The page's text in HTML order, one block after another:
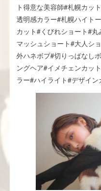
ト得意な美容師#札幌カッ
透明感カラー#札幌ハイト
カット#くびれショート#
マッシュショート#大人シ
外ハネボブ#切りっぱなし
ングヘア#イメチェンカッ
ラー#ハイライト#デザイ